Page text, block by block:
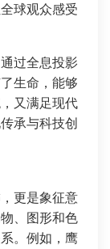
球观众感受
过全息投影
生命，能够
又满足现代
承与科技创
更是象征意
、图形和色
。例如，鹰